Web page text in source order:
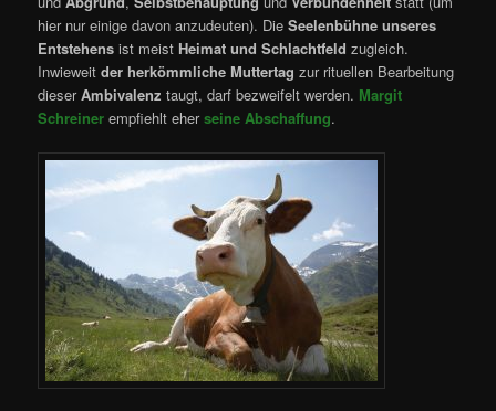
hier nur einige davon anzudeuten). DieSeelenbühne unseres
Entstehens ist meist Heimat und Schlachtfeld zugleich.
Inwieweitder herkömmliche Muttertag zur rituellen Bearbeitung
dieserAmbivalenz taugt, darf bezweifelt werden. Margit
Schreiner empfiehlt eherseine Abschaffung.